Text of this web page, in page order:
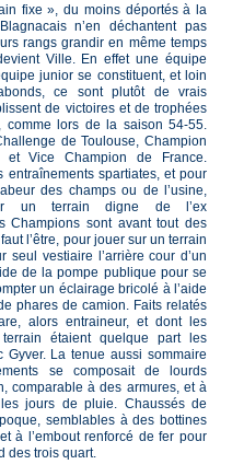
fixe », du moins déportés à la
n’en déchantent pas
rangs grandir en même temps
Ville. En effet une équipe
junior se constituent, et loin
ce sont plutôt de vrais
de victoires et de trophées
comme lors de la saison 54-55.
de Toulouse, Champion
Vice Champion de France.
entraînements spartiates, et pour
des champs ou de l’usine,
un terrain digne de l’ex
Champions sont avant tout des
l’être, pour jouer sur un terrain
seul vestiaire l’arrière cour d’un
de la pompe publique pour se
un éclairage bricolé à l’aide
phares de camion. Faits relatés
alors entraineur, et dont les
étaient quelque part les
Gyver. La tenue aussi sommaire
se composait de lourds
comparable à des armures, et à
jours de pluie. Chaussés de
semblables à des bottines
à l’embout renforcé de fer pour
des trois quart.